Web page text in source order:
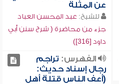
عن المثلة
للشيخ: عبد المحسن العباد
جزء من محاضرة ( شرح سنن أبي
داود [316])
الفهرس: تراجم
رجال إسناد حديث:
(أعف الناس قتلة أهل